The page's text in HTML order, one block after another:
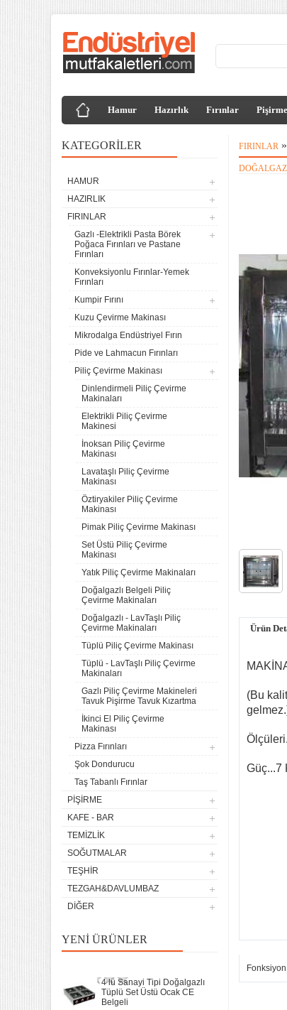
Hamur Hazırlık Fırınlar Pişirme
KATEGORILER
HAMUR
HAZIRLIK
FIRINLAR
Gazlı -Elektrikli Pasta Börek
Poğaca Fırınları ve Pastane
Fırınları
Konveksiyonlu Fırınlar-Yemek
Fırınları
Kumpir Fırını
Kuzu Çevirme Makinası
Mikrodalga Endüstriyel Fırın
Pide ve Lahmacun Fırınları
Piliç Çevirme Makinası
Dinlendirmeli Piliç Çevirme
Makinaları
Elektrikli Piliç Çevirme
Makinesi
İnoksan Piliç Çevirme
Makinası
Lavataşlı Piliç Çevirme
Makinası
Öztiryakiler Piliç Çevirme
Makinası
Pimak Piliç Çevirme Makinası
Set Üstü Piliç Çevirme
Makinası
Yatık Piliç Çevirme Makinaları
Doğalgazlı Belgeli Piliç
Çevirme Makinaları
Doğalgazlı - LavTaşlı Piliç
Çevirme Makinaları
Tüplü Piliç Çevirme Makinası
Tüplü - LavTaşlı Piliç Çevirme
Makinaları
Gazlı Piliç Çevirme Makineleri
Tavuk Pişirme Tavuk Kızartma
İkinci El Piliç Çevirme
Makinası
Pizza Fırınları
Şok Dondurucu
Taş Tabanlı Fırınlar
PIŞIRME
KAFE - BAR
TEMIZLIK
SOĞUTMALAR
TEŞHIR
TEZGAH&DAVLUMBAZ
DIĞER
YENI ÜRÜNLER
Tüplü Set Üstü Ocak CE
Remta Elektrikli Döner Ocağı
2 Gözlü ev tipi iş tipi
13.200,00
Remta Elektrikli Döner Ocağı
9.400,00
Makinası Değişir Plaka Çap
17,5
4 lü Sanayi Tipi Doğalgazlı
Tüplü Set Üstü Ocak CE
Belgeli
FIRINLAR »
Ürün
(Bu
Güç...7